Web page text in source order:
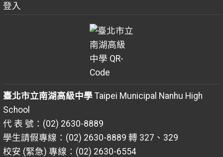
登入
臺北市立南湖高級中學Taipei Municipal Nanhu High
School
代 表 號：(02) 2630-8889
學生請假專線：(02) 2630-8889 轉 327、329
校安 (緊急) 專線：(02) 2630-6554